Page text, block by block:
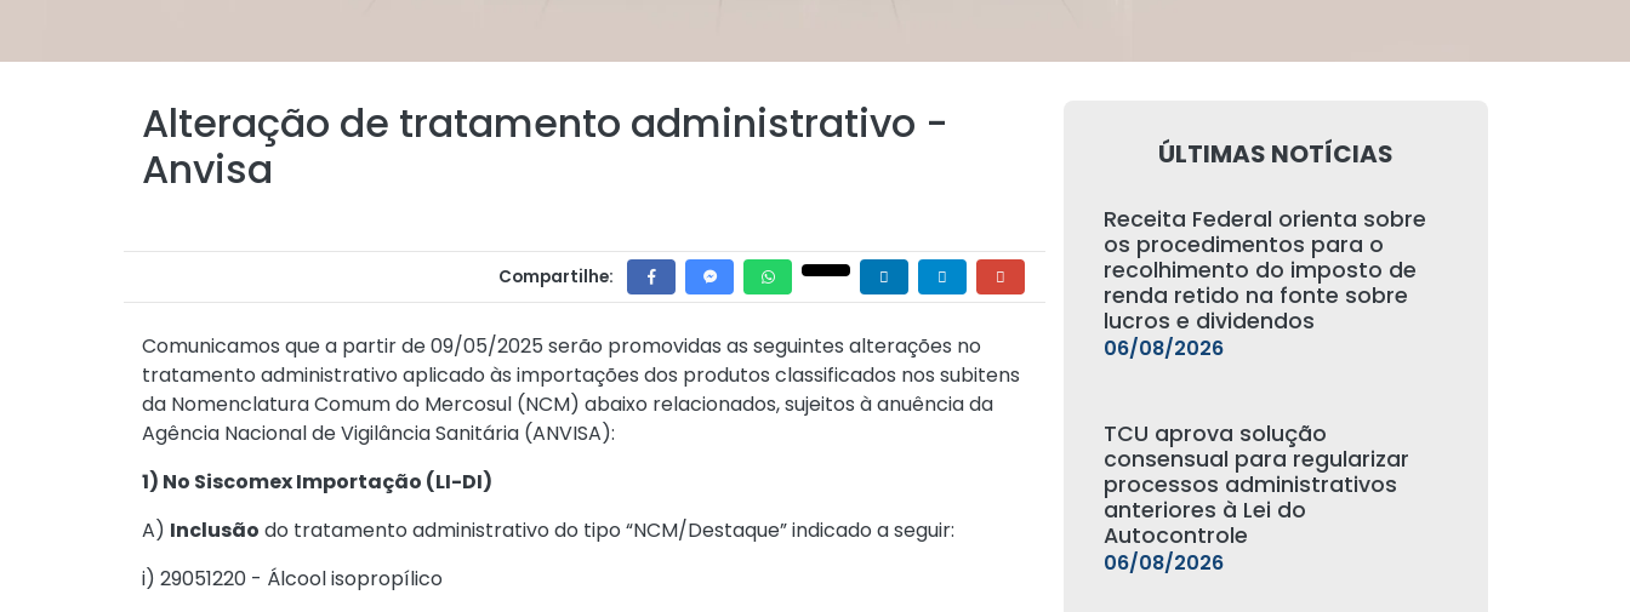
Alteração de tratamento administrativo -
Anvisa
Compartilhe:
Comunicamos que a partir de 09/05/2025 serão promovidas as seguintes alterações no
tratamento administrativo aplicado às importações dos produtos classificados nos subitens
da Nomenclatura Comum do Mercosul (NCM) abaixo relacionados, sujeitos à anuência da
Agência Nacional de Vigilância Sanitária (ANVISA):
1) No Siscomex Importação (LI-DI)
A) Inclusão do tratamento administrativo do tipo “NCM/Destaque” indicado a seguir:
i) 29051220 - Álcool isopropílico
ÚLTIMAS NOTÍCIAS
Receita Federal orienta sobre
os procedimentos para o
recolhimento do imposto de
renda retido na fonte sobre
lucros e dividendos
06/08/2026
TCU aprova solução
consensual para regularizar
processos administrativos
anteriores à Lei do
Autocontrole
06/08/2026